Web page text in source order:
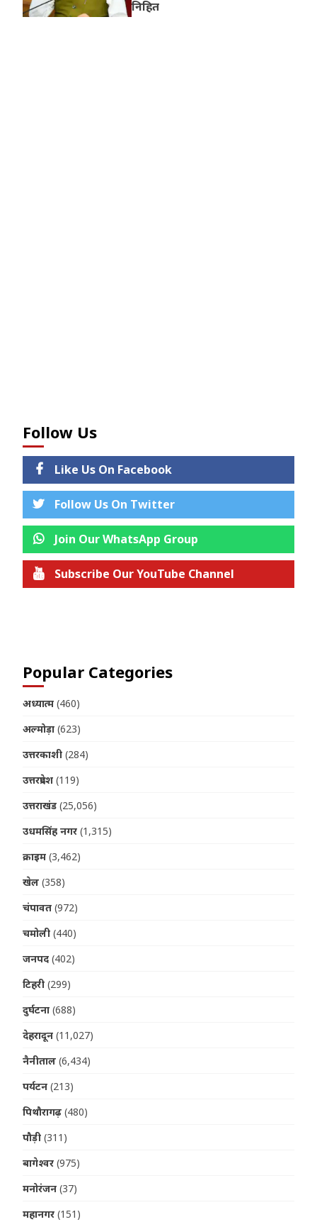
निहित
Follow Us
Like Us On Facebook
Follow Us On Twitter
Join Our WhatsApp Group
Subscribe Our YouTube Channel
Popular Categories
अध्यात्म (460)
अल्मोड़ा (623)
उत्तरकाशी (284)
उत्तरप्रदेश (119)
उत्तराखंड (25,056)
उधमसिंह नगर (1,315)
क्राइम (3,462)
खेल (358)
चंपावत (972)
चमोली (440)
जनपद (402)
टिहरी (299)
दुर्घटना (688)
देहरादून (11,027)
नैनीताल (6,434)
पर्यटन (213)
पिथौरागढ़ (480)
पौड़ी (311)
बागेश्वर (975)
मनोरंजन (37)
महानगर (151)